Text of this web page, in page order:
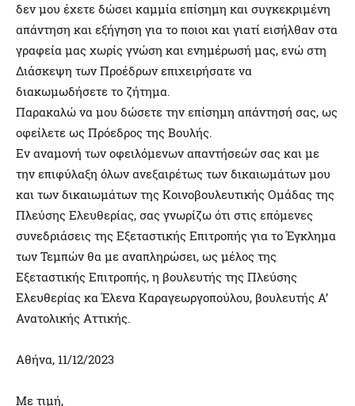
δεν μου έχετε δώσει καμμία επίσημη και συγκεκριμένη
απάντηση και εξήγηση για το ποιοι και γιατί εισήλθαν στα
γραφεία μας χωρίς γνώση και ενημέρωσή μας, ενώ στη
Διάσκεψη των Προέδρων επιχειρήσατε να
διακωμωδήσετε το ζήτημα.
Παρακαλώ να μου δώσετε την επίσημη απάντησή σας, ως
οφείλετε ως Πρόεδρος της Βουλής.
Εν αναμονή των οφειλόμενων απαντήσεών σας και με
την επιφύλαξη όλων ανεξαιρέτως των δικαιωμάτων μου
και των δικαιωμάτων της Κοινοβουλευτικής Ομάδας της
Πλεύσης Ελευθερίας, σας γνωρίζω ότι στις επόμενες
συνεδριάσεις της Εξεταστικής Επιτροπής για το Έγκλημα
των Τεμπών θα με αναπληρώσει, ως μέλος της
Εξεταστικής Επιτροπής, η βουλευτής της Πλεύσης
Ελευθερίας κα Έλενα Καραγεωργοπούλου, βουλευτής Α’
Ανατολικής Αττικής.
Αθήνα, 11/12/2023
Με τιμή,